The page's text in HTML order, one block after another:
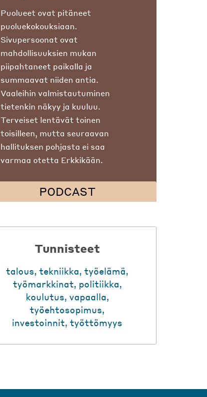
Puolueet ovat pitäneet
puoluekokouksiaan.
Sivupersoonat ovat
mahdollisuuksien mukan
piipahtaneet paikalla ja
summaavat niiden antia.
Vaaleihin valmistautuminen
tietenkin näkyy ja kuuluu.
Terveiset lentävät toinen
toisilleen, mutta seuraavan
hallituksen pohjasta ei saa
varmaa otetta Erkkikään.
PODCAST
Tunnisteet
talous,tekniikka,työelämä,
työmarkkinat, politiikka,
koulutus, vapaalla,
työehtosopimus,
investoinnit,työttömyys